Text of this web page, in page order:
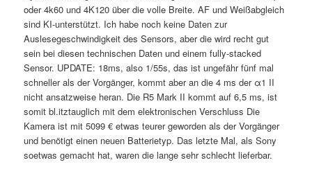
oder 4k60 und 4K120 über die volle Breite. AF und Weißabgleich
sind KI-unterstützt. Ich habe noch keine Daten zur
Auslesegeschwindigkeit des Sensors, aber die wird recht gut
sein bei diesen technischen Daten und einem fully-stacked
Sensor. UPDATE: 18ms, also 1/55s, das ist ungefähr fünf mal
schneller als der Vorgänger, kommt aber an die 4 ms der α1 II
nicht ansatzweise heran. Die R5 Mark II kommt auf 6,5 ms, ist
somit bl.itztauglich mit dem elektronischen Verschluss Die
Kamera ist mit 5099 € etwas teurer geworden als der Vorgänger
und benötigt einen neuen Batterietyp. Das letzte Mal, als Sony
soetwas gemacht hat, waren die lange sehr schlecht lieferbar.